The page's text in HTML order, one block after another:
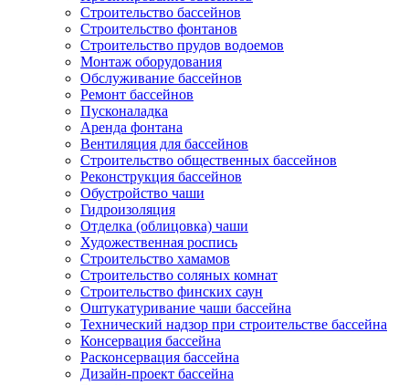
Строительство бассейнов
Строительство фонтанов
Строительство прудов водоемов
Монтаж оборудования
Обслуживание бассейнов
Ремонт бассейнов
Пусконаладка
Аренда фонтана
Вентиляция для бассейнов
Строительство общественных бассейнов
Реконструкция бассейнов
Обустройство чаши
Гидроизоляция
Отделка (облицовка) чаши
Художественная роспись
Строительство хамамов
Строительство соляных комнат
Строительство финских саун
Оштукатуривание чаши бассейна
Технический надзор при строительстве бассейна
Консервация бассейна
Расконсервация бассейна
Дизайн-проект бассейна